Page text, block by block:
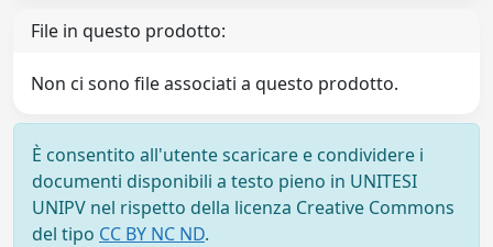
File in questo prodotto:
Non ci sono file associati a questo prodotto.
È consentito all'utente scaricare e condividere i
documenti disponibili a testo pieno in UNITESI
UNIPV nel rispetto della licenza Creative Commons
del tipo CC BY NC ND.